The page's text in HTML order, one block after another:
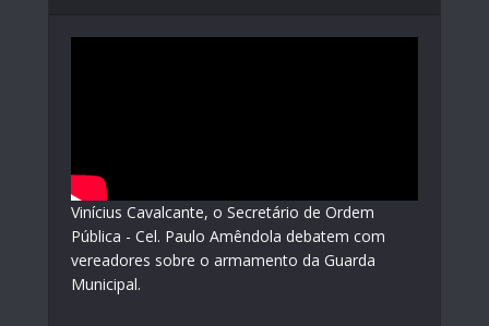
Vinícius Cavalcante, o Secretário de Ordem
Pública - Cel. Paulo Amêndola debatem com
vereadores sobre o armamento da Guarda
Municipal.